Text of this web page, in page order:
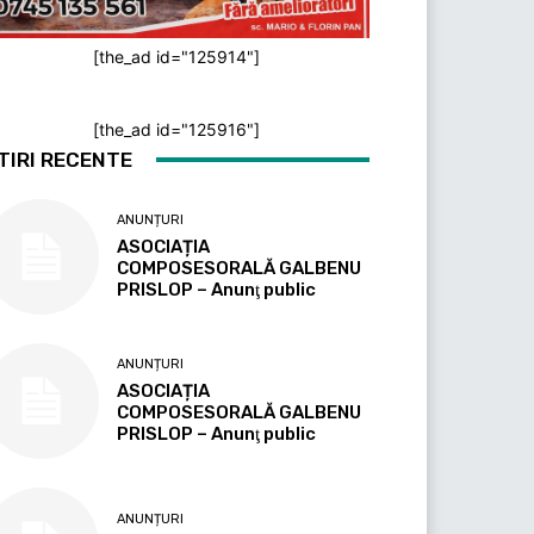
[the_ad id="125914"]
[the_ad id="125916"]
RECENTE
ANUNȚURI
ASOCIAȚIA
COMPOSESORALĂ GALBENU
PRISLOP – Anunţ public
ANUNȚURI
ASOCIAȚIA
COMPOSESORALĂ GALBENU
PRISLOP – Anunţ public
ANUNȚURI